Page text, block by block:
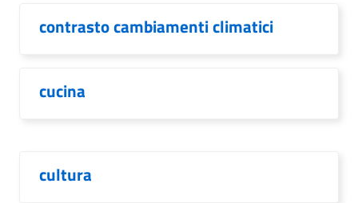
contrasto cambiamenti climatici
cucina
cultura